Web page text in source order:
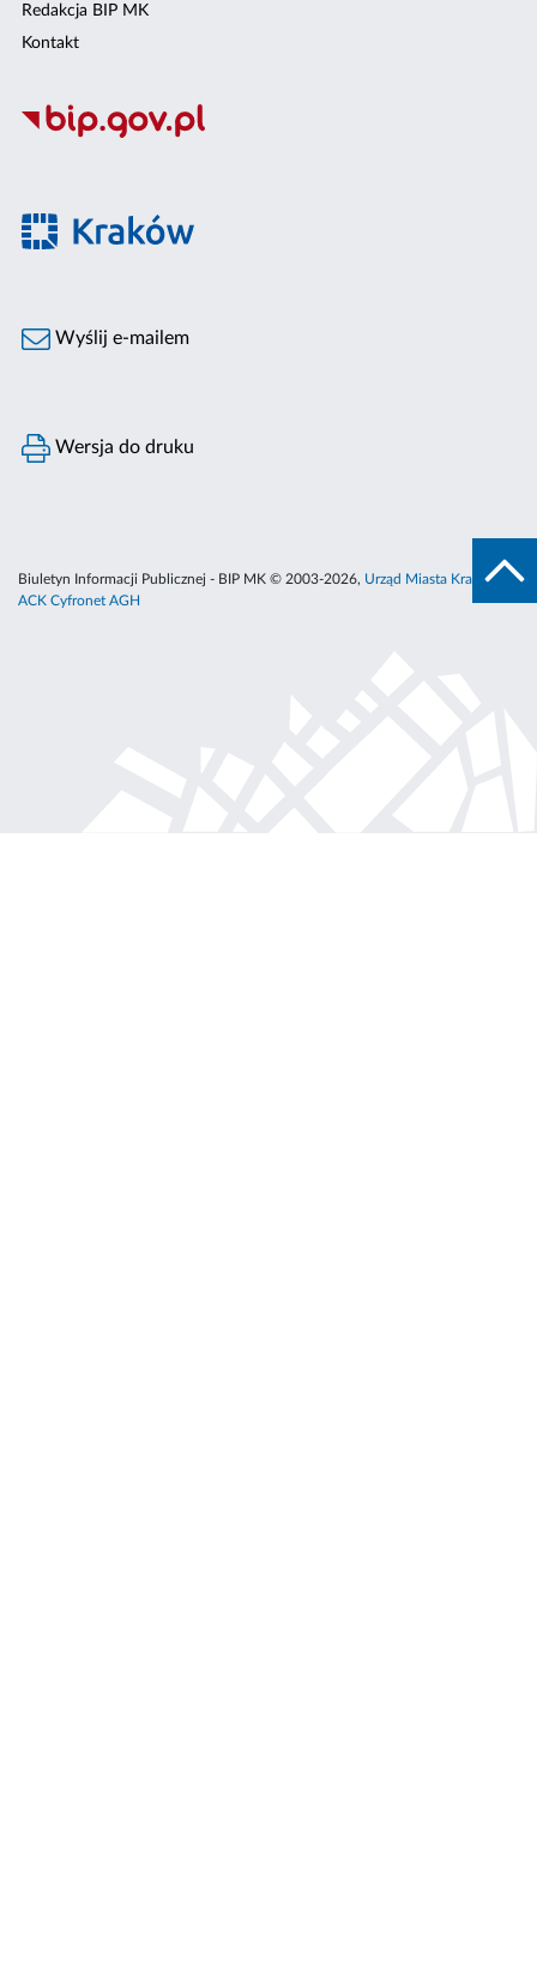
Redakcja BIP MK
Kontakt
Wyślij e-mailem
Wersja do druku
Biuletyn Informacji Publicznej - BIP MK © 2003-2026, Urząd Miasta Krakowa
ACK Cyfronet AGH